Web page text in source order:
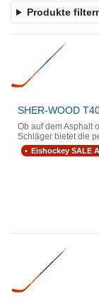
Produkte
SHER-WOOD
Ob auf dem Asphalt
Schläger bietet die
Eishockey SALE